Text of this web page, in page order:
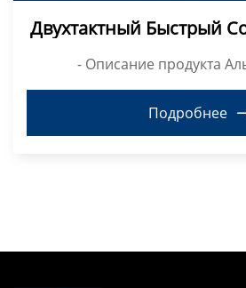
Двухтактный Быстрый
- Описание продукта Альтернатива
Подробнее